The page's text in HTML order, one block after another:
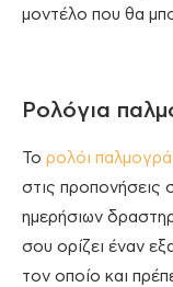
μοντέλο που θα
Ρολόγια
Το ρολόι
στις προπονήσεις
ημερήσιων
σου ορίζει έναν
τον οποίο και